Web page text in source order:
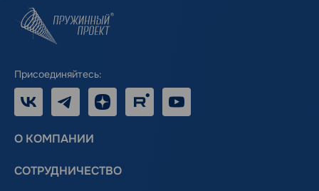
Присоединяйтесь:
Telegram Дзен RUTUBE
О КОМПАНИИ
СОТРУДНИЧЕСТВО